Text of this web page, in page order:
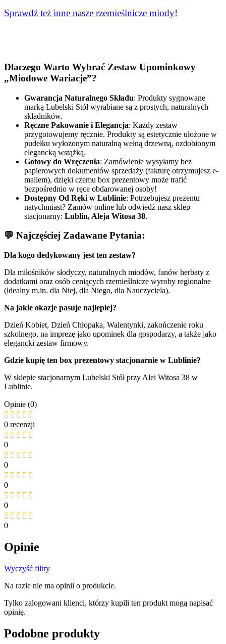
Sprawdź też inne nasze rzemieślnicze miody!
Dlaczego Warto Wybrać Zestaw Upominkowy
„Miodowe Wariacje”?
Gwarancja Naturalnego Składu: Produkty sygnowane
marką Lubelski Stół wyrabiane są z prostych, naturalnych
składników.
Ręczne Pakowanie i Elegancja: Każdy zestaw
przygotowujemy ręcznie. Produkty są estetycznie ułożone w
pudełku wyłożonym naturalną wełną drzewną, ozdobionym
elegancką wstążką.
Gotowy do Wręczenia: Zamówienie wysyłamy bez
papierowych dokumentów sprzedaży (fakturę otrzymujesz e-
mailem), dzięki czemu box prezentowy może trafić
bezpośrednio w ręce obdarowanej osoby!
Dostępny Od Ręki w Lublinie: Potrzebujesz prezentu
natychmiast? Zamów online lub odwiedź nasz sklep
stacjonarny: Lublin, Aleja Witosa 38.
💬 Najczęściej Zadawane Pytania:
Dla kogo dedykowany jest ten zestaw?
Dla miłośników słodyczy, naturalnych miodów, fanów herbaty z
dodatkami oraz osób ceniących rzemieślnicze wyroby regionalne
(idealny m.in. dla Niej, dla Niego, dla Nauczyciela).
Na jakie okazje pasuje najlepiej?
Dzień Kobiet, Dzień Chłopaka, Walentynki, zakończenie roku
szkolnego, na imprezę jako upominek dla gospodarzy, a także jako
elegancki zestaw firmowy.
Gdzie kupię ten box prezentowy stacjonarnie w Lublinie?
W sklepie stacjonarnym Lubelski Stół przy Alei Witosa 38 w
Lublinie.
Opinie (0)
0 recenzji
0
0
0
0
0
Opinie
Wyczyść filtry
Na razie nie ma opinii o produkcie.
Tylko zalogowani klienci, którzy kupili ten produkt mogą napisać
opinię.
Podobne produkty